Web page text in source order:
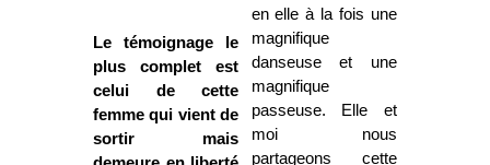
Le témoignage le
plus complet est
celui de cette
femme qui vient de
sortir mais
en elle à la fois une
magnifique
danseuse et une
magnifique
passeuse. Elle et
moi nous
partageons cette